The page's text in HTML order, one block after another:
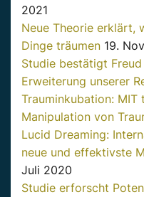
2021
Neue Theorie erklärt,
Dinge träumen 19.
Studie bestätigt
Erweiterung unserer
Trauminkubation: MIT
Manipulation von
Lucid Dreaming:
neue und effektivste
Juli 2020
Studie erforscht